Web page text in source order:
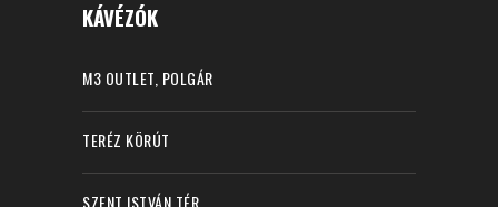
KÁVÉZÓK
M3 OUTLET, POLGÁR
TERÉZ KÖRÚT
SZENT ISTVÁN TÉR